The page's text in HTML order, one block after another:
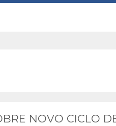
NOVO CICLO